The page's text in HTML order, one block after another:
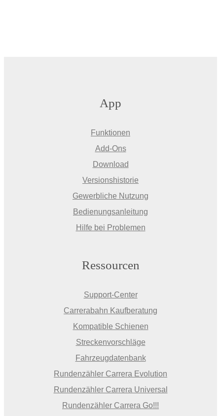
App
Funktionen
Add-Ons
Download
Versionshistorie
Gewerbliche Nutzung
Bedienungsanleitung
Hilfe bei Problemen
Ressourcen
Support-Center
Carrerabahn Kaufberatung
Kompatible Schienen
Streckenvorschläge
Fahrzeugdatenbank
Rundenzähler Carrera Evolution
Rundenzähler Carrera Universal
Rundenzähler Carrera Go!!!